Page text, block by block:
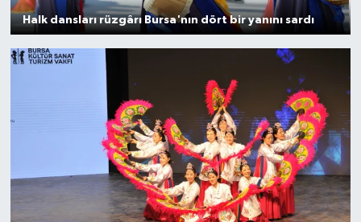
Halk dansları rüzgârı Bursa'nın dört bir yanını sardı